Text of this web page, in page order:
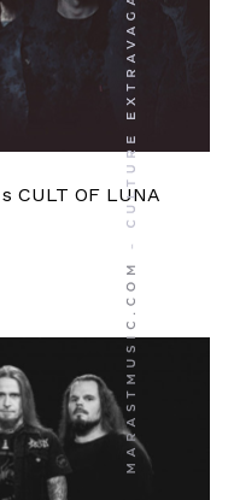
CULT OF LUNA